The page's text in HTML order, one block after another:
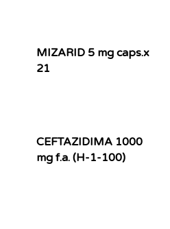
MIZARID 5 mg caps.x
21
CEFTAZIDIMA 1000
mg f.a. (H-1-100)